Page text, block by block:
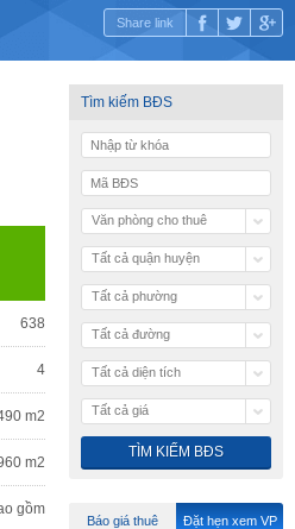
Share link
638
4
m2
m2
gồm
Tìm kiếm BĐS
Văn phòng cho thuê
Tất cả quận huyện
Tất cả phường
Tất cả đường
Tất cả diện tích
Tất cả giá
Báo giá thuê Đặt hẹn xem VP